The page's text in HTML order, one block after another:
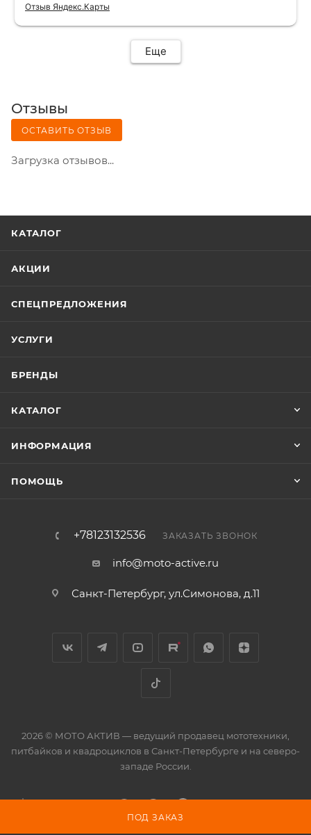
ПОД ЗАКАЗ
Отзыв Яндекс.Карты
Еще
Отзывы
ОСТАВИТЬ ОТЗЫВ
Загрузка отзывов...
КАТАЛОГ
АКЦИИ
СПЕЦПРЕДЛОЖЕНИЯ
УСЛУГИ
БРЕНДЫ
КАТАЛОГ
ИНФОРМАЦИЯ
ПОМОЩЬ
+78123132536 ЗАКАЗАТЬ ЗВОНОК
info@moto-active.ru
Санкт-Петербург, ул.Симонова, д.11
2026 © МОТО АКТИВ — ведущий продавец мототехники,
питбайков и квадроциклов в Санкт-Петербурге и на северо-
западе России.